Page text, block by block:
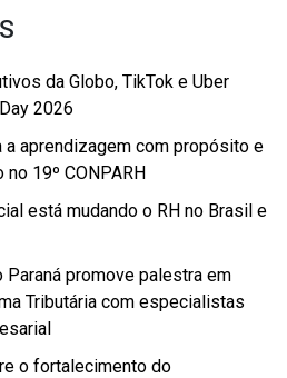
da Globo, TikTok e Uber
2026
a aprendizagem com propósito e
19º CONPARH
está mudando o RH no Brasil e
promove palestra em
Tributária com especialistas
o fortalecimento do